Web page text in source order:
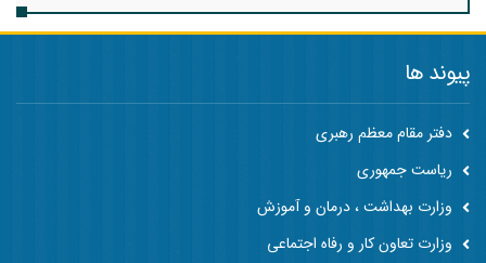
پیوند ها
دفتر مقام معظم رهبری
ریاست جمهوری
وزارت بهداشت ، درمان و آموزش
وزارت تعاون کار و رفاه اجتماعی